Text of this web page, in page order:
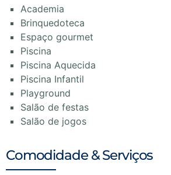
Academia
Brinquedoteca
Espaço gourmet
Piscina
Piscina Aquecida
Piscina Infantil
Playground
Salão de festas
Salão de jogos
Comodidade & Serviços